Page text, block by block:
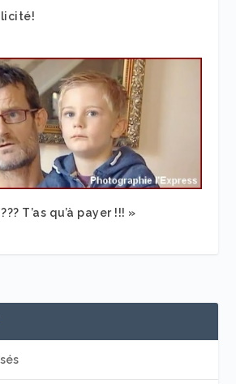
T’as qu’à payer !!! »